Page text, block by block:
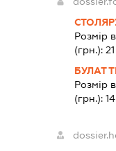
Розмір
(грн.):
БУЛАТ
Розмір
(грн.):